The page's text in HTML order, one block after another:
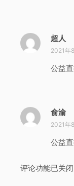
超人
道
2021年
公益
俞渝
道
2021年
公益
评论功能已关闭